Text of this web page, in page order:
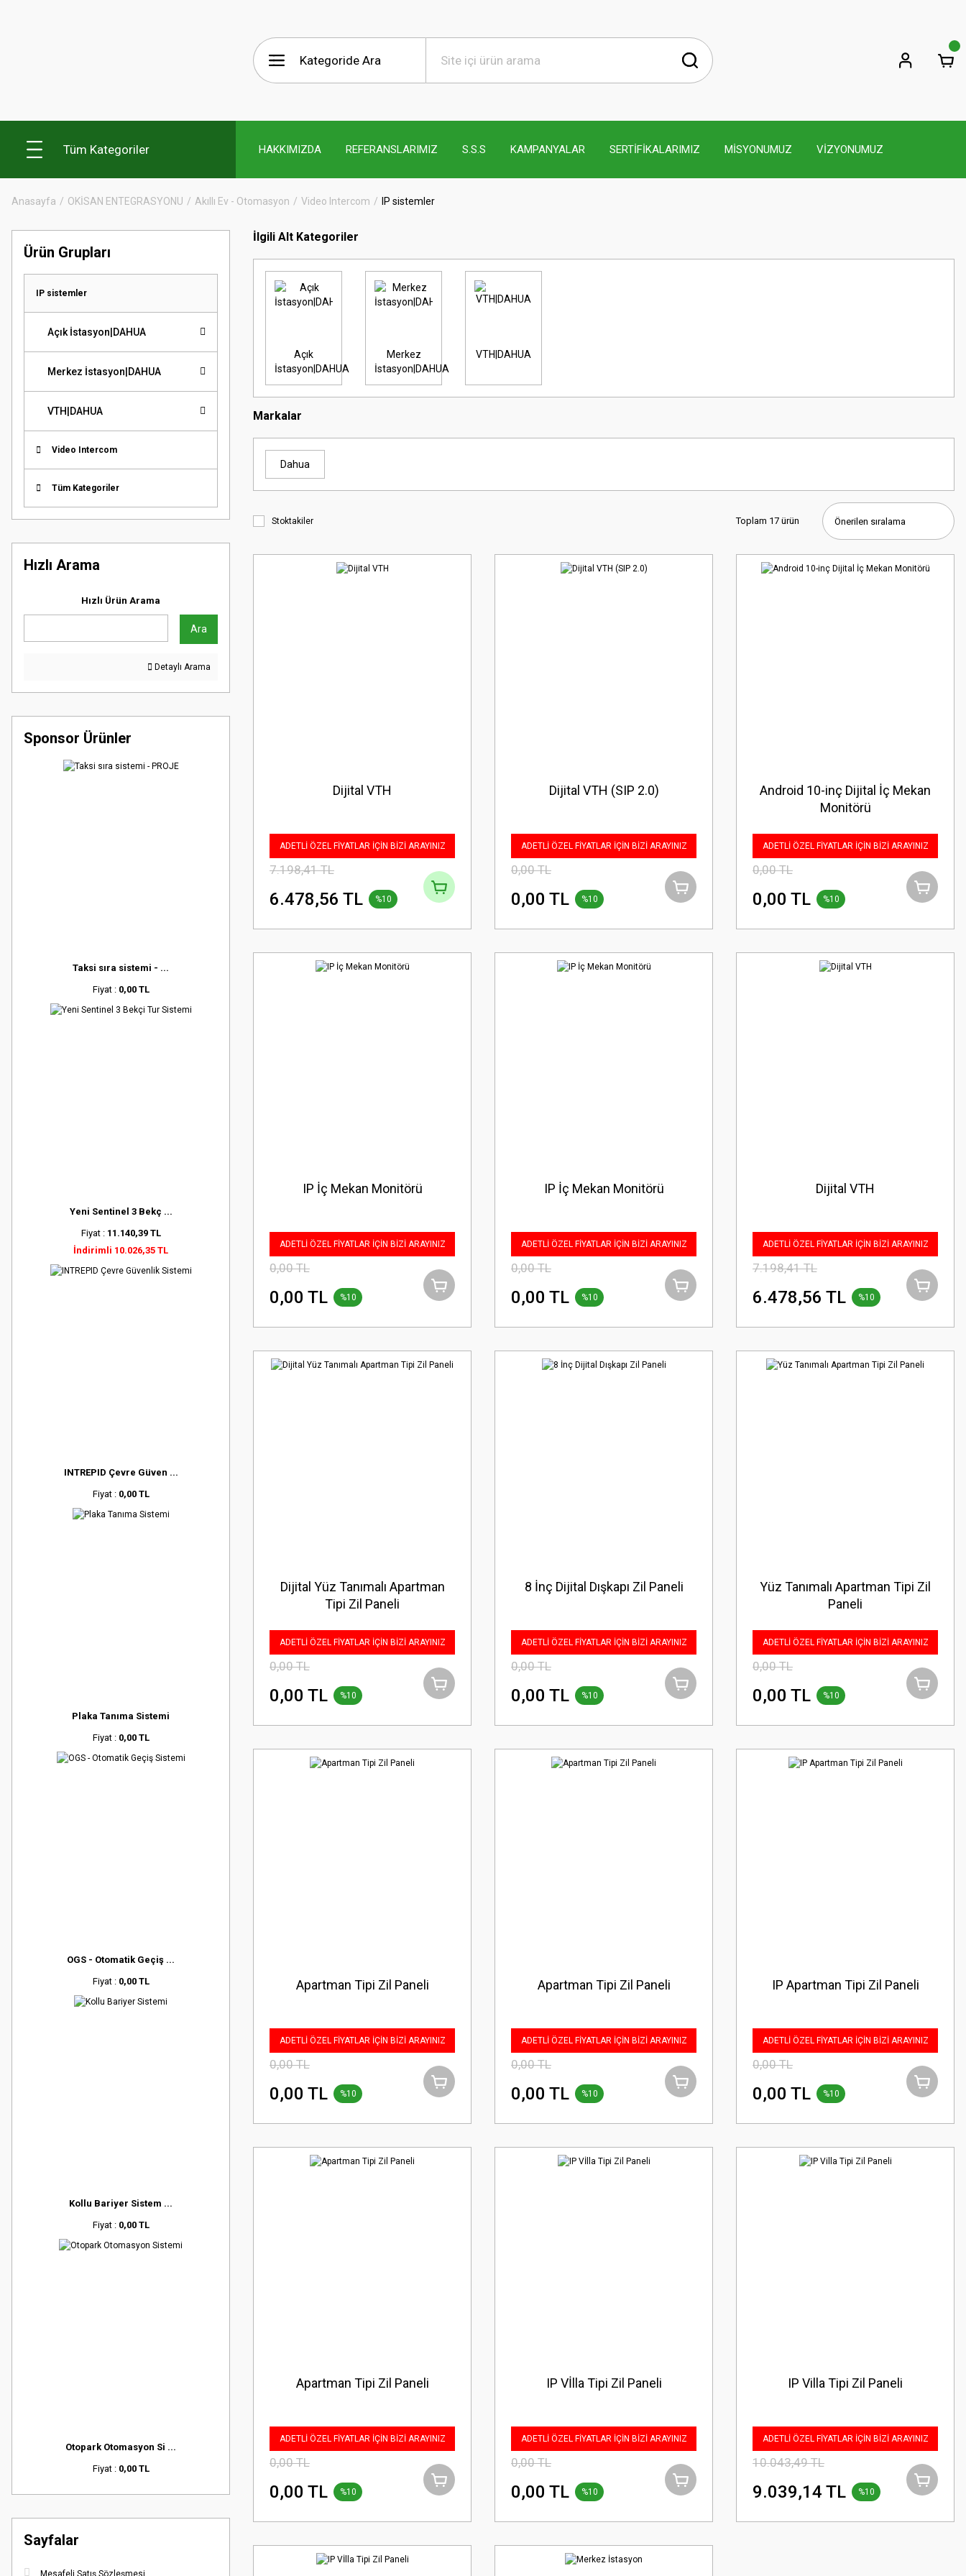
Tüm Kategoriler HAKKIMIZDA REFERANSLARIMIZ S.S.S KAMPANYALAR SERTİFİKALARIMIZ MİSYONUMUZ VİZYONUMUZ
Anasayfa OKİSAN ENTEGRASYONU Akıllı Ev - Otomasyon Video Intercom IP sistemler
Ürün Grupları
IP sistemler
Açık İstasyon|DAHUA
Merkez İstasyon|DAHUA
VTH|DAHUA
Video Intercom
Tüm Kategoriler
Hızlı Arama
Hızlı Ürün Arama
Ara
Detaylı Arama
Sponsor Ürünler
Taksi sıra sistemi - ...
Fiyat : 0,00 TL
Yeni Sentinel 3 Bekç ...
Fiyat : 11.140,39 TL
İndirimli 10.026,35 TL
INTREPID Çevre Güven ...
Fiyat : 0,00 TL
Plaka Tanıma Sistemi
Fiyat : 0,00 TL
OGS - Otomatik Geçiş ...
Fiyat : 0,00 TL
Kollu Bariyer Sistem ...
Fiyat : 0,00 TL
Otopark Otomasyon Si ...
Fiyat : 0,00 TL
Sayfalar
Mesafeli Satış Sözleşmesi
İlgili Alt Kategoriler
Açık
İstasyon|DAHUA
Merkez
İstasyon|DAHUA
VTH|DAHUA
Markalar
Dahua
Stoktakiler Toplam 17 ürün
Dijital VTH
ADETLİ ÖZEL FİYATLAR İÇİN BİZİ ARAYINIZ
7.198,41 TL
6.478,56 TL %10
Dijital VTH (SIP 2.0)
ADETLİ ÖZEL FİYATLAR İÇİN BİZİ ARAYINIZ
0,00 TL
0,00 TL %10
Android 10-inç Dijital İç Mekan
Monitörü
ADETLİ ÖZEL FİYATLAR İÇİN BİZİ ARAYINIZ
0,00 TL
0,00 TL %10
IP İç Mekan Monitörü
ADETLİ ÖZEL FİYATLAR İÇİN BİZİ ARAYINIZ
0,00 TL
0,00 TL %10
IP İç Mekan Monitörü
ADETLİ ÖZEL FİYATLAR İÇİN BİZİ ARAYINIZ
0,00 TL
0,00 TL %10
Dijital VTH
ADETLİ ÖZEL FİYATLAR İÇİN BİZİ ARAYINIZ
7.198,41 TL
6.478,56 TL %10
Dijital Yüz Tanımalı Apartman
Tipi Zil Paneli
ADETLİ ÖZEL FİYATLAR İÇİN BİZİ ARAYINIZ
0,00 TL
0,00 TL %10
8 İnç Dijital Dışkapı Zil Paneli
ADETLİ ÖZEL FİYATLAR İÇİN BİZİ ARAYINIZ
0,00 TL
0,00 TL %10
Yüz Tanımalı Apartman Tipi Zil
Paneli
ADETLİ ÖZEL FİYATLAR İÇİN BİZİ ARAYINIZ
0,00 TL
0,00 TL %10
Apartman Tipi Zil Paneli
ADETLİ ÖZEL FİYATLAR İÇİN BİZİ ARAYINIZ
0,00 TL
0,00 TL %10
Apartman Tipi Zil Paneli
ADETLİ ÖZEL FİYATLAR İÇİN BİZİ ARAYINIZ
0,00 TL
0,00 TL %10
IP Apartman Tipi Zil Paneli
ADETLİ ÖZEL FİYATLAR İÇİN BİZİ ARAYINIZ
0,00 TL
0,00 TL %10
Apartman Tipi Zil Paneli
ADETLİ ÖZEL FİYATLAR İÇİN BİZİ ARAYINIZ
0,00 TL
0,00 TL %10
IP Vİlla Tipi Zil Paneli
ADETLİ ÖZEL FİYATLAR İÇİN BİZİ ARAYINIZ
0,00 TL
0,00 TL %10
IP Villa Tipi Zil Paneli
ADETLİ ÖZEL FİYATLAR İÇİN BİZİ ARAYINIZ
10.043,49 TL
9.039,14 TL %10